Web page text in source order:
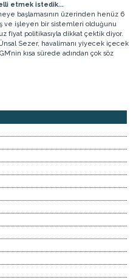
etmek istedik...
başlamasının üzerinden henüz 6
ve işleyen bir sistemleri olduğunu
fiyat politikasıyla dikkat çektik diyor.
Sezer, havalimanı yiyecek içecek
kısa sürede adından çok söz